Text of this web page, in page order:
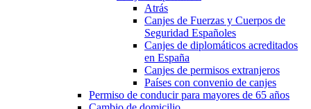
Atrás
Canjes de Fuerzas y Cuerpos de
Seguridad Españoles
Canjes de diplomáticos acreditados
en España
Canjes de permisos extranjeros
Países con convenio de canjes
Permiso de conducir para mayores de 65 años